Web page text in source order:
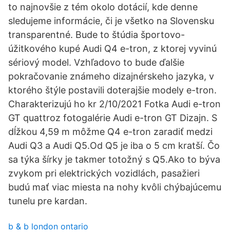
to najnovšie z tém okolo dotácií, kde denne
sledujeme informácie, či je všetko na Slovensku
transparentné. Bude to štúdia športovo-
úžitkového kupé Audi Q4 e-tron, z ktorej vyvinú
sériový model. Vzhľadovo to bude ďalšie
pokračovanie známeho dizajnérskeho jazyka, v
ktorého štýle postavili doterajšie modely e-tron.
Charakterizujú ho kr 2/10/2021 Fotka Audi e-tron
GT quattroz fotogalérie Audi e-tron GT Dizajn. S
dĺžkou 4,59 m môžme Q4 e-tron zaradiť medzi
Audi Q3 a Audi Q5.Od Q5 je iba o 5 cm kratší. Čo
sa týka šírky je takmer totožný s Q5.Ako to býva
zvykom pri elektrických vozidlách, pasažieri
budú mať viac miesta na nohy kvôli chýbajúcemu
tunelu pre kardan.
b & b london ontario